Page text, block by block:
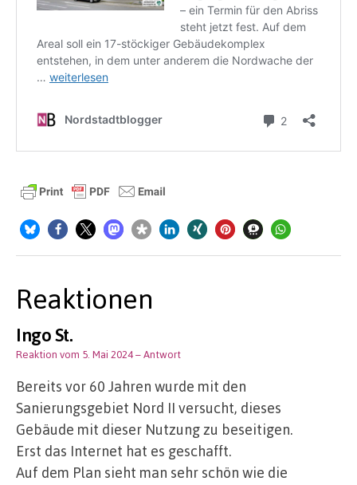
Reaktionen
Ingo St.
Reaktion vom 5. Mai 2024– Antwort
Bereits vor 60 Jahren wurde mit den
Sanierungsgebiet Nord II versucht, dieses
Gebäude mit dieser Nutzung zu beseitigen.
Erst das Internet hat es geschafft.
Auf dem Plan sieht man sehr schön wie die